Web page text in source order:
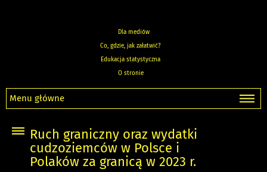
Dla mediów
Co, gdzie, jak załatwić?
Edukacja statystyczna
O stronie
Menu główne
Ruch graniczny oraz wydatki
cudzoziemców w Polsce i
Polaków za granicą w 2023 r.